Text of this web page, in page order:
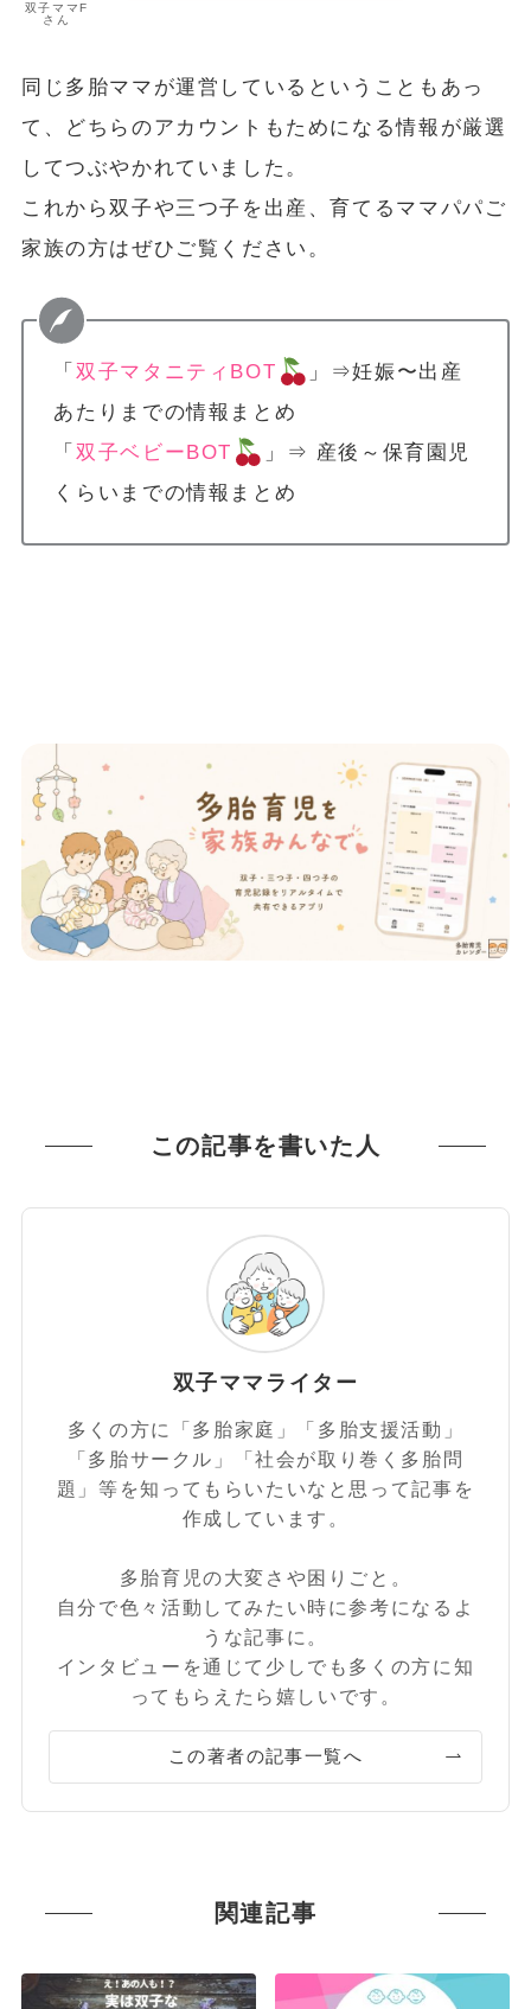
双子ママF
さん
同じ多胎ママが運営しているということもあっ
て、どちらのアカウントもためになる情報が厳選
してつぶやかれていました。
これから双子や三つ子を出産、育てるママパパご
家族の方はぜひご覧ください。
「双子マタニティBOT
」⇒妊娠〜出産
あたりまでの情報まとめ
「双子ベビーBOT
」⇒ 産後～保育園児
くらいまでの情報まとめ
この記事を書いた人
双子ママライター
多くの方に「多胎家庭」「多胎支援活動」
「多胎サークル」「社会が取り巻く多胎問
題」等を知ってもらいたいなと思って記事を
作成しています。
多胎育児の大変さや困りごと。
自分で色々活動してみたい時に参考になるよ
うな記事に。
インタビューを通じて少しでも多くの方に知
ってもらえたら嬉しいです。
この著者の記事一覧へ
関連記事